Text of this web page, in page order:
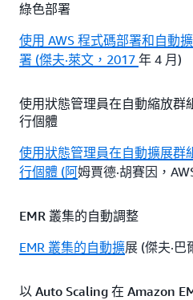
綠色部署
使用 AWS 程式碼部署和自動
署 (傑夫·萊文，2017 年 4 月)
使用狀態管理員在自動縮放群
行個體
使用狀態管理員在自動擴展群
行個體 (阿姆賈德·胡賽因，
EMR 叢集的自動調整
EMR 叢集的自動擴展 (傑夫·巴
以 Auto Scaling 在 Amazon